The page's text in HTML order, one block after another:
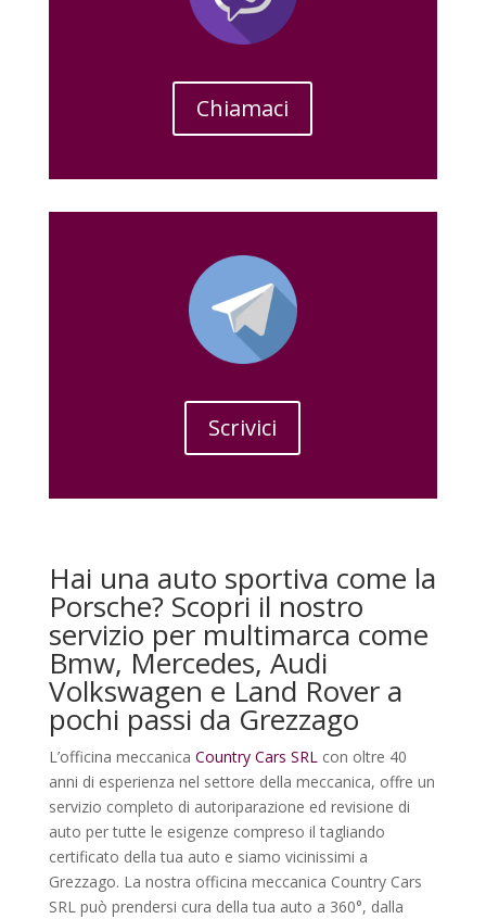
Chiamaci
Scrivici
Hai una auto sportiva come la
Porsche? Scopri il nostro
servizio per multimarca come
Bmw, Mercedes, Audi
Volkswagen e Land Rover a
pochi passi da Grezzago
L’officina meccanica Country Cars SRL con oltre 40
anni di esperienza nel settore della meccanica, offre un
servizio completo di autoriparazione ed revisione di
auto per tutte le esigenze compreso il tagliando
certificato della tua auto e siamo vicinissimi a
Grezzago. La nostra officina meccanica Country Cars
SRL può prendersi cura della tua auto a 360°, dalla